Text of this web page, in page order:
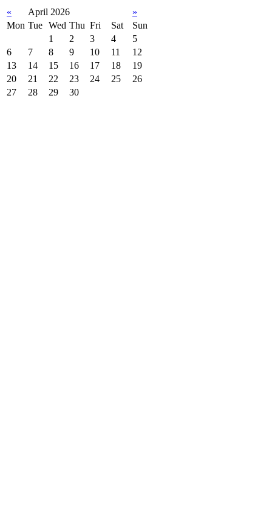
« April 2026
»
Mon Tue Wed Thu Fri Sat
Sun
1
2 3 4
5
6
7 8 9 10 11
12
13
14 15 16 17 18
19
20
21 22 23 24 25
26
27
28 29 30